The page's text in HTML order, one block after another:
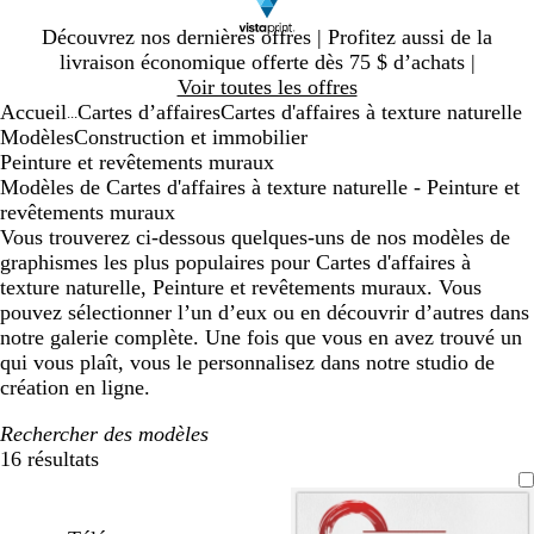
Découvrez nos dernières offres | Profitez aussi de la
livraison économique offerte dès 75 $ d’achats |
Voir toutes les offres
Diapositive
1
Accueil Cartes d’affairesCartes d'affaires à texture naturelle
ModèlesConstruction et immobilier
Peinture et revêtements muraux
Modèles de Cartes d'affaires à texture naturelle - Peinture et
revêtements muraux
Vous trouverez ci-dessous quelques-uns de nos modèles de
graphismes les plus populaires pour Cartes d'affaires à
texture naturelle, Peinture et revêtements muraux. Vous
pouvez sélectionner l’un d’eux ou en découvrir d’autres dans
notre galerie complète. Une fois que vous en avez trouvé un
qui vous plaît, vous le personnalisez dans notre studio de
création en ligne.
Rechercher des modèles
16 résultats
Filtres